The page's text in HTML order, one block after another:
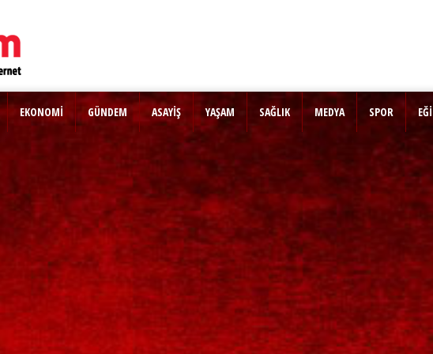
EKONOMİ GÜNDEM ASAYİŞ YAŞAM SAĞLIK MEDYA SPOR